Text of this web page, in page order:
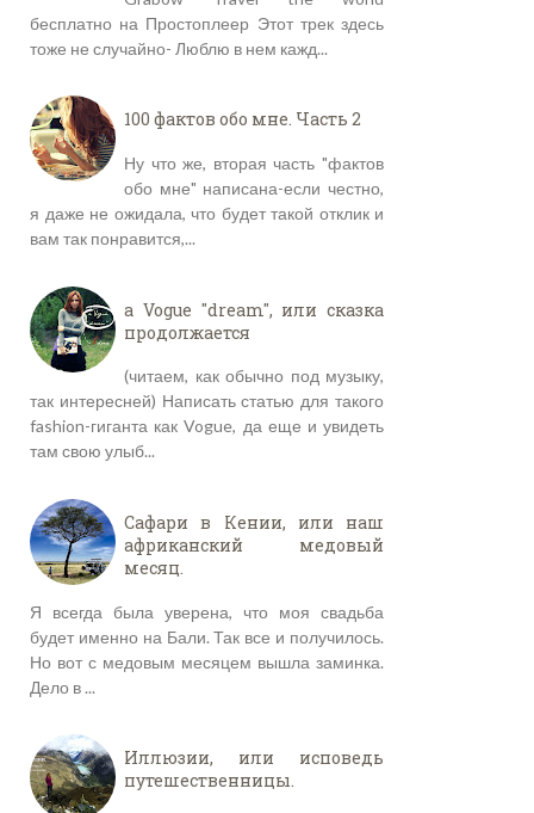
бесплатно на Простоплеер Этот трек здесь
тоже не случайно- Люблю в нем кажд...
100 фактов обо мне. Часть 2
Ну что же, вторая часть "фактов
обо мне" написана-если честно,
я даже не ожидала, что будет такой отклик и
вам так понравится,...
a Vogue "dream", или сказка
продолжается
(читаем, как обычно под музыку,
так интересней) Написать статью для такого
fashion-гиганта как Vogue, да еще и увидеть
там свою улыб...
Сафари в Кении, или наш
африканский медовый
месяц.
Я всегда была уверена, что моя свадьба
будет именно на Бали. Так все и получилось.
Но вот с медовым месяцем вышла заминка.
Дело в ...
Иллюзии, или исповедь
путешественницы.